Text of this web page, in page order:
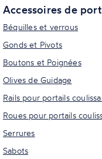
Accessoires de
Béquilles et verrous
Gonds et Pivots
Boutons et Poignées
Olives de Guidage
Rails pour portails
Roues pour portails
Serrures
Sabots